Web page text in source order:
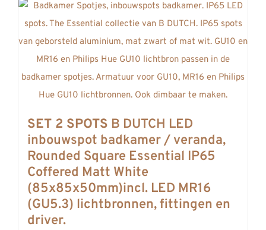
SET 2 SPOTS B DUTCH LED
inbouwspot badkamer / veranda,
Rounded Square Essential IP65
Coffered Matt White
(85x85x50mm)incl. LED MR16
(GU5.3) lichtbronnen, fittingen en
driver.